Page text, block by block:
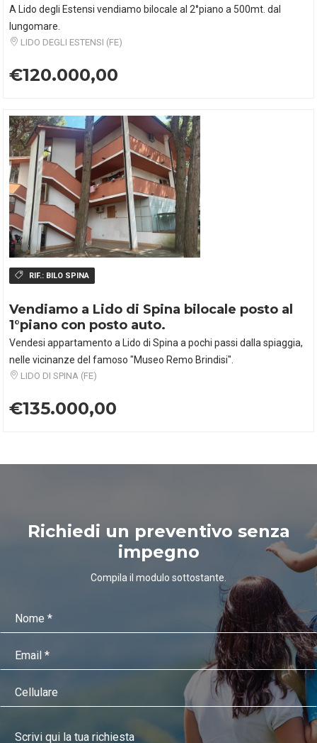
A Lido degli Estensi vendiamo bilocale al 2°piano a 500mt. dal
lungomare.
LIDO DEGLI ESTENSI (FE)
€120.000,00
RIF.: BILO SPINA
Vendiamo a Lido di Spina bilocale posto al
1°piano con posto auto.
Vendesi appartamento a Lido di Spina a pochi passi dalla spiaggia,
nelle vicinanze del famoso "Museo Remo Brindisi".
LIDO DI SPINA (FE)
€135.000,00
Richiedi un preventivo senza
impegno
Compila il modulo sottostante.